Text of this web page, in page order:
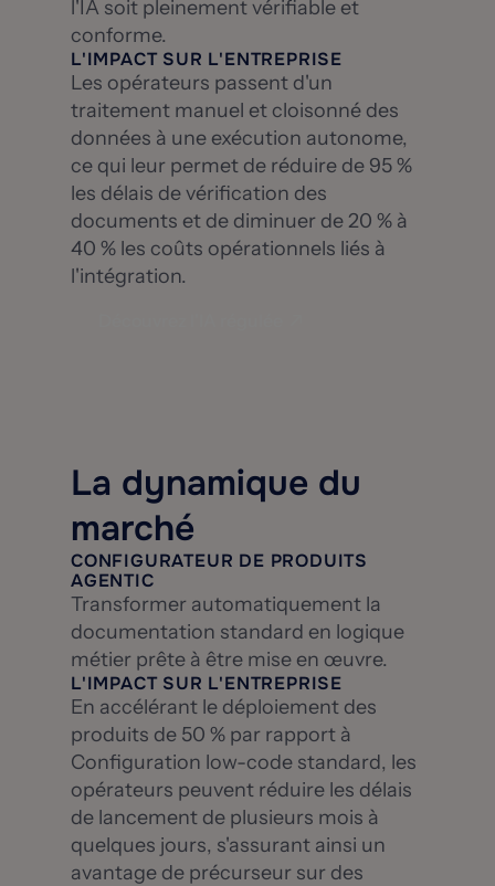
l'IA soit pleinement vérifiable et
conforme.
L'IMPACT SUR L'ENTREPRISE
Les opérateurs passent d'un
traitement manuel et cloisonné des
données à une exécution autonome,
ce qui leur permet de réduire de 95 %
les délais de vérification des
documents et de diminuer de 20 % à
40 % les coûts opérationnels liés à
l'intégration.
La dynamique du
marché
CONFIGURATEUR DE PRODUITS
AGENTIC
Transformer automatiquement la
documentation standard en logique
métier prête à être mise en œuvre.
L'IMPACT SUR L'ENTREPRISE
En accélérant le déploiement des
produits de 50 % par rapport à
Configuration low-code standard, les
opérateurs peuvent réduire les délais
de lancement de plusieurs mois à
quelques jours, s'assurant ainsi un
avantage de précurseur sur des